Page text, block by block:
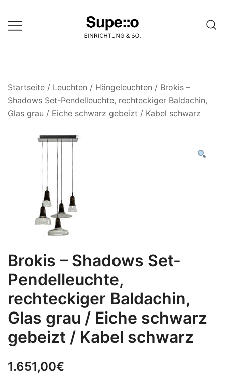
zum
Inhalt
einer Website
Startseite / Leuchten / Hängeleuchten / Brokis –
Shadows Set-Pendelleuchte, rechteckiger Baldachin,
Glas grau / Eiche schwarz gebeizt / Kabel schwarz
Brokis – Shadows Set-
Pendelleuchte,
rechteckiger Baldachin,
Glas grau / Eiche schwarz
gebeizt / Kabel schwarz
1.651,00€